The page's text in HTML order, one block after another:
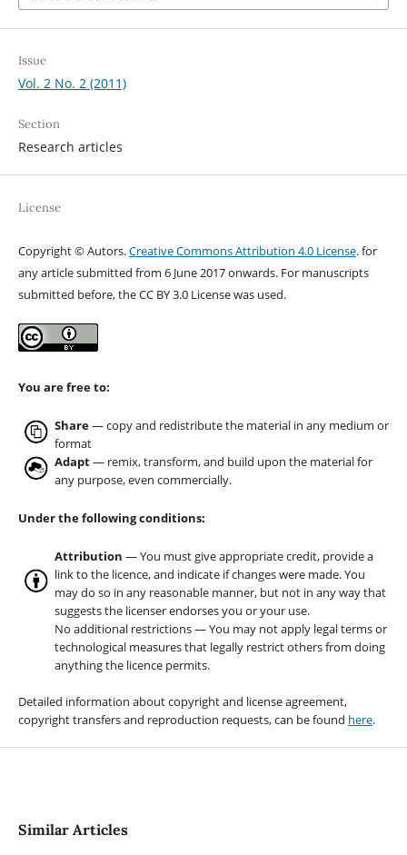
Issue
Vol. 2 No. 2 (2011)
Section
Research articles
License
Copyright © Autors.Creative Commons Attribution 4.0 License. for
any article submitted from 6 June 2017 onwards. For manuscripts
submitted before, the CC BY 3.0 License was used.
You are free to:
Share— copy and redistribute the material in any medium or
format
Adapt— remix, transform, and build upon the material for
any purpose, even commercially.
Under the following conditions:
Attribution — You must give appropriate credit, provide a
link to the licence, and indicate if changes were made. You
may do so in any reasonable manner, but not in any way that
suggests the licenser endorses you or your use.
No additional restrictions — You may not apply legal terms or
technological measures that legally restrict others from doing
anything the licence permits.
Detailed information about copyright and license agreement,
copyright transfers and reproduction requests, can be found here.
Similar Articles